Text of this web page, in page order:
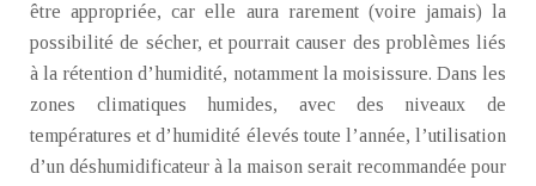
être appropriée, car elle aura rarement (voire jamais) la
possibilité de sécher, et pourrait causer des problèmes liés
à la rétention d’humidité, notamment la moisissure. Dans les
zones climatiques humides, avec des niveaux de
températures et d’humidité élevés toute l’année, l’utilisation
d’un déshumidificateur à la maison serait recommandée pour